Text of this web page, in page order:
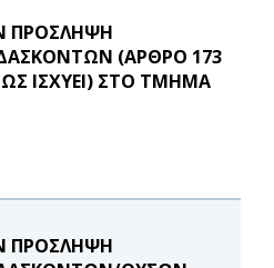
ΠΡΟΣΛΗΨΗ
(ΑΡΘΡΟ 173
ΙΣΧΥΕΙ) ΣΤΟ ΤΜΗΜΑ
ΠΡΟΣΛΗΨΗ